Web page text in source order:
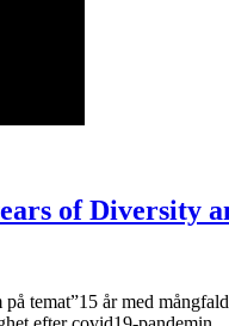
of Diversity
temat”15 år med